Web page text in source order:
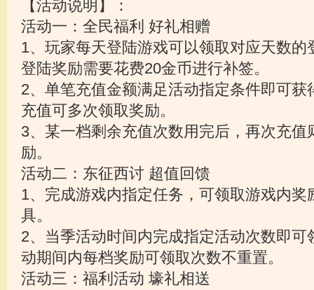
【活动说明】：
活动一：全民福利 好礼相赠
1、玩家每天登陆游戏可以领取对应天数的
登陆奖励需要花费20金币进行补签。
2、单笔充值金额满足活动指定条件即可获
充值可多次领取奖励。
3、某一档剩余充值次数用完后，再次充值
励。
活动二：东征西讨 超值回馈
1、完成游戏内指定任务，可领取游戏内奖
具。
2、当季活动时间内完成指定活动次数即可
动期间内每档奖励可领取次数不重置。
活动三：福利活动 壕礼相送